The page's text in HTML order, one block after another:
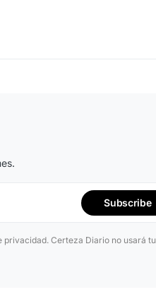
Subscribe
Certeza Diario no usará tu